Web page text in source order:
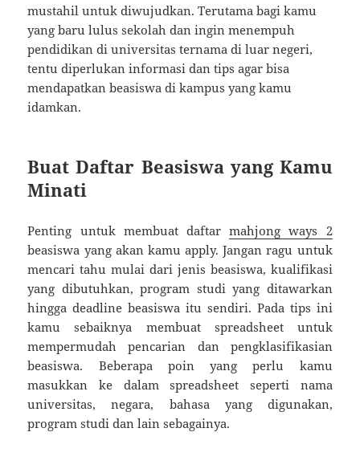
mustahil untuk diwujudkan. Terutama bagi kamu
yang baru lulus sekolah dan ingin menempuh
pendidikan di universitas ternama di luar negeri,
tentu diperlukan informasi dan tips agar bisa
mendapatkan beasiswa di kampus yang kamu
idamkan.
Buat Daftar Beasiswa yang Kamu
Minati
Penting untuk membuat daftarmahjong ways 2
beasiswa yang akan kamu apply. Jangan ragu untuk
mencari tahu mulai dari jenis beasiswa, kualifikasi
yang dibutuhkan, program studi yang ditawarkan
hingga deadline beasiswa itu sendiri. Pada tips ini
kamu sebaiknya membuat spreadsheet untuk
mempermudah pencarian dan pengklasifikasian
beasiswa. Beberapa poin yang perlu kamu
masukkan ke dalam spreadsheet seperti nama
universitas, negara, bahasa yang digunakan,
program studi dan lain sebagainya.